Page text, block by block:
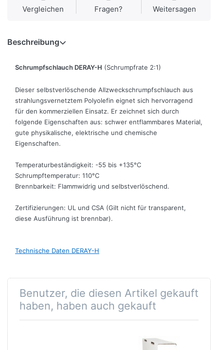
Vergleichen Fragen? Weitersagen
Beschreibung
Schrumpfschlauch DERAY-H (Schrumpfrate 2:1)
Dieser selbstverlöschende Allzweckschrumpfschlauch aus
strahlungsvernetztem Polyolefin eignet sich hervorragend
für den kommerziellen Einsatz. Er zeichnet sich durch
folgende Eigenschaften aus: schwer entflammbares Material,
gute physikalische, elektrische und chemische
Eigenschaften.
Temperaturbeständigkeit: -55 bis +135°C
Schrumpftemperatur: 110°C
Brennbarkeit: Flammwidrig und selbstverlöschend.
Zertifizierungen: UL und CSA (Gilt nicht für transparent,
diese Ausführung ist brennbar).
Technische Daten DERAY-H
Benutzer, die diesen Artikel gekauft
haben, haben auch gekauft